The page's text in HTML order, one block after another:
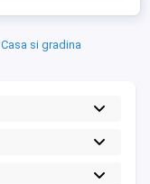
Casa si gradina